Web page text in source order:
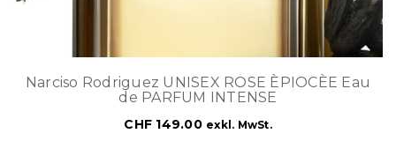
Narciso Rodriguez UNISEX ROSE ÈPIOCÈE Eau
de PARFUM INTENSE
CHF 149.00 exkl. MwSt.